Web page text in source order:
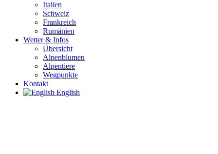
Italien
Schweiz
Frankreich
Rumänien
Wetter & Infos
Übersicht
Alpenblumen
Alpentiere
Wegpunkte
Kontakt
English